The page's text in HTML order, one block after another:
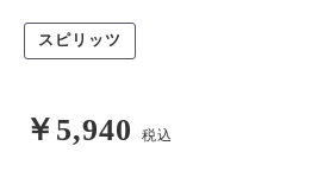
スピリッツ
￥5,940 税込